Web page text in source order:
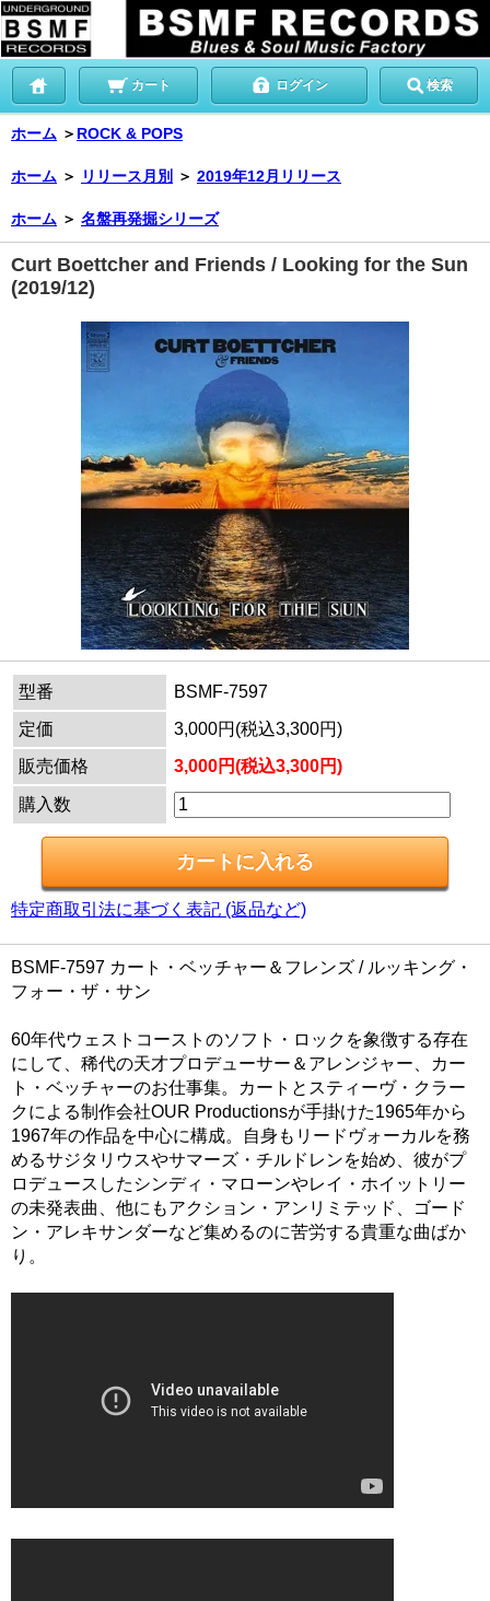
カート ログイン 検索
ホーム ＞ ROCK & POPS
ホーム ＞ リリース月別 ＞ 2019年12月リリース
ホーム ＞ 名盤再発掘シリーズ
Curt Boettcher and Friends / Looking for the Sun
(2019/12)
型番
BSMF-7597
定価
3,000円(税込3,300円)
販売価格
3,000円(税込3,300円)
購入数
特定商取引法に基づく表記 (返品など)
BSMF-7597 カート・ベッチャー＆フレンズ / ルッキング・
フォー・ザ・サン
60年代ウェストコーストのソフト・ロックを象徴する存在
にして、稀代の天才プロデューサー＆アレンジャー、カー
ト・ベッチャーのお仕事集。カートとスティーヴ・クラー
クによる制作会社OUR Productionsが手掛けた1965年から
1967年の作品を中心に構成。自身もリードヴォーカルを務
めるサジタリウスやサマーズ・チルドレンを始め、彼がプ
ロデュースしたシンディ・マローンやレイ・ホイットリー
の未発表曲、他にもアクション・アンリミテッド、ゴード
ン・アレキサンダーなど集めるのに苦労する貴重な曲ばか
り。